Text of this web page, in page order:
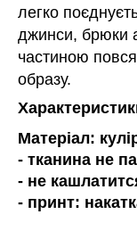
легко
джинси, брюки
частиною
образу.
Матеріал:
- тканина не
- не
- принт: